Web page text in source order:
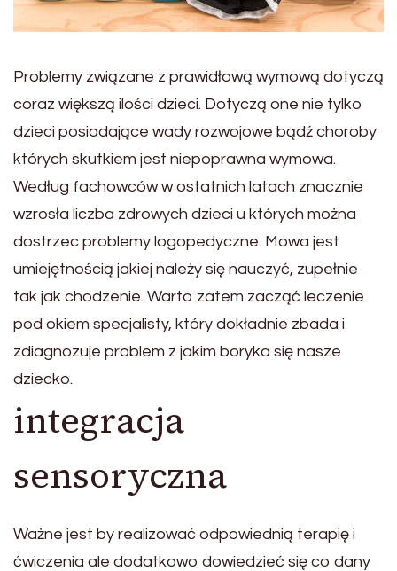
Problemy związane z prawidłową wymową dotyczą
coraz większą ilości dzieci. Dotyczą one nie tylko
dzieci posiadające wady rozwojowe bądź choroby
których skutkiem jest niepoprawna wymowa.
Według fachowców w ostatnich latach znacznie
wzrosła liczba zdrowych dzieci u których można
dostrzec problemy logopedyczne. Mowa jest
umiejętnością jakiej należy się nauczyć, zupełnie
tak jak chodzenie. Warto zatem zacząć leczenie
pod okiem specjalisty, który dokładnie zbada i
zdiagnozuje problem z jakim boryka się nasze
dziecko.
integracja
sensoryczna
Ważne jest by realizować odpowiednią terapię i
ćwiczenia ale dodatkowo dowiedzieć się co dany